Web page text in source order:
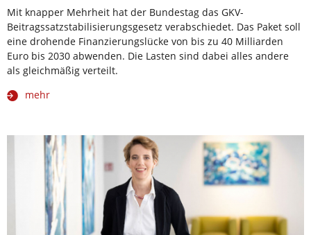
Mit knapper Mehrheit hat der Bundestag das GKV-
Beitragssatzstabilisierungsgesetz verabschiedet. Das Paket soll
eine drohende Finanzierungslücke von bis zu 40 Milliarden
Euro bis 2030 abwenden. Die Lasten sind dabei alles andere
als gleichmäßig verteilt.
mehr